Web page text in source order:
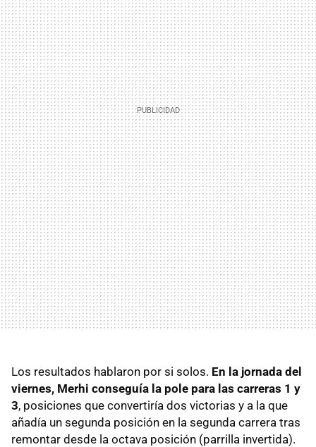
Los resultados hablaron por si solos. En la jornada del
viernes, Merhi conseguía la pole para las carreras 1 y
3, posiciones que convertiría dos victorias y a la que
añadía un segunda posición en la segunda carrera tras
remontar desde la octava posición (parrilla invertida).